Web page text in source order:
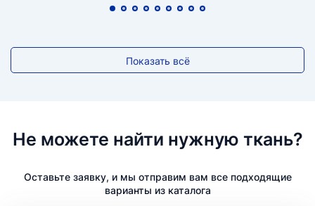
Показать всё
Не можете найти нужную ткань?
Оставьте заявку, и мы отправим вам все подходящие
варианты из каталога